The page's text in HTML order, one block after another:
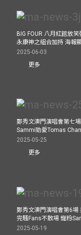
BIG FOUR 八月紅館放
永康神之組合加持 海報
2025-06-03
更多
鄭秀文澳門演唱會第七
Sammi勁愛Tomas
2025-05-25
更多
鄭秀文澳門演唱會第6場
完騷Fans不散場 寵粉
2025-05-19